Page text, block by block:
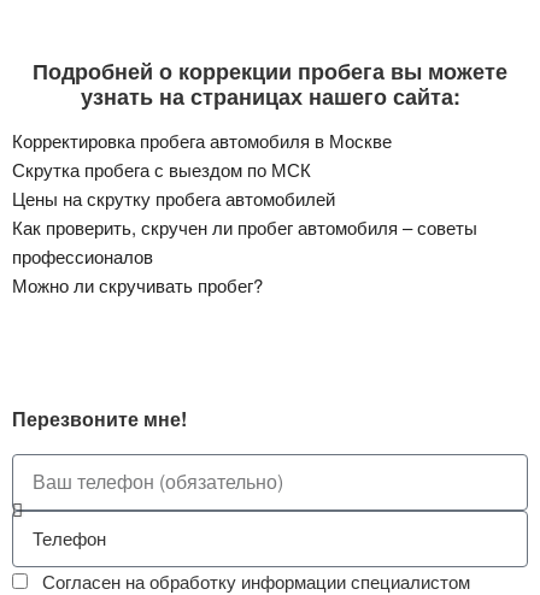
Подробней о коррекции пробега вы можете
узнать на страницах нашего сайта:
Корректировка пробега автомобиля в Москве
Скрутка пробега с выездом по МСК
Цены на скрутку пробега автомобилей
Как проверить, скручен ли пробег автомобиля – советы
профессионалов
Можно ли скручивать пробег?
Перезвоните мне!
Согласен на обработку информации специалистом